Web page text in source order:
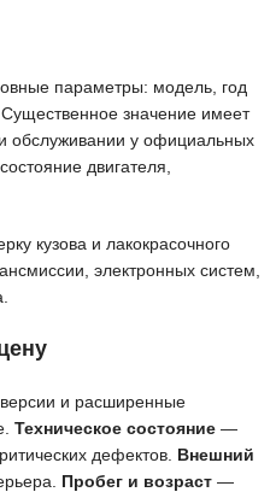
параметры: модель, год
Существенное значение имеет
обслуживании у официальных
двигателя,
кузова и лакокрасочного
электронных систем,
и расширенные
Техническое состояние —
дефектов. Внешний
Пробег и возраст —